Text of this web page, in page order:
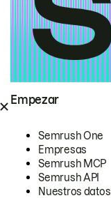
Empezar
Semrush One
Empresas
Semrush MCP
Semrush API
Nuestros datos